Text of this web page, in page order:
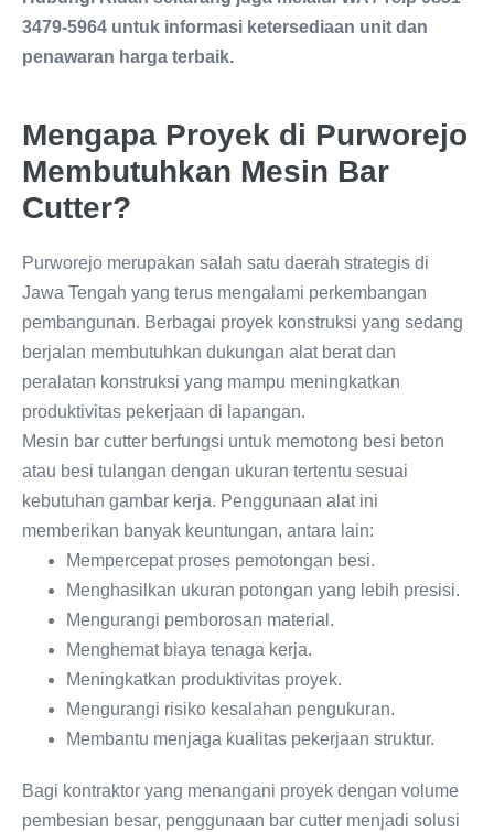
3479-5964 untuk informasi ketersediaan unit dan
penawaran harga terbaik.
Mengapa Proyek di Purworejo
Membutuhkan Mesin Bar
Cutter?
Purworejo merupakan salah satu daerah strategis di
Jawa Tengah yang terus mengalami perkembangan
pembangunan. Berbagai proyek konstruksi yang sedang
berjalan membutuhkan dukungan alat berat dan
peralatan konstruksi yang mampu meningkatkan
produktivitas pekerjaan di lapangan.
Mesin bar cutter berfungsi untuk memotong besi beton
atau besi tulangan dengan ukuran tertentu sesuai
kebutuhan gambar kerja. Penggunaan alat ini
memberikan banyak keuntungan, antara lain:
Mempercepat proses pemotongan besi.
Menghasilkan ukuran potongan yang lebih presisi.
Mengurangi pemborosan material.
Menghemat biaya tenaga kerja.
Meningkatkan produktivitas proyek.
Mengurangi risiko kesalahan pengukuran.
Membantu menjaga kualitas pekerjaan struktur.
Bagi kontraktor yang menangani proyek dengan volume
pembesian besar, penggunaan bar cutter menjadi solusi